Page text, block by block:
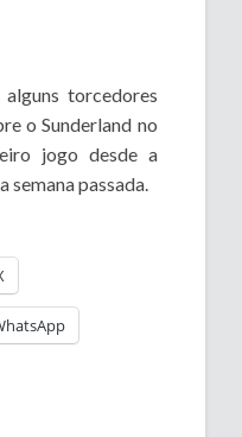
torcedores
o Sunderland no
jogo desde a
semana passada.